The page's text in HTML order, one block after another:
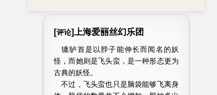
[评论]上海爱丽丝幻乐团
辘轳首是以脖子能伸长而闻名的妖
怪，而她则是飞头蛮，是一种形态更为
古典的妖怪。
不过，飞头蛮也只是脑袋能够飞离身